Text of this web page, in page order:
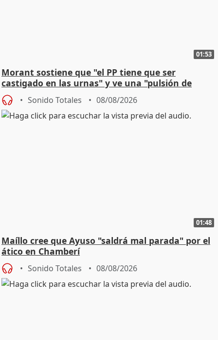
01:53
Morant sostiene que "el PP tiene que ser
castigado en las urnas" y ve una "pulsión de
cambio"
Sonido Totales 08/08/2026
01:48
Maíllo cree que Ayuso "saldrá mal parada" por el
ático en Chamberí
Sonido Totales 08/08/2026